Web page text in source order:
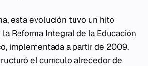
esta evolución tuvo un hito
Reforma Integral de la Educación
implementada a partir de 2009.
el currículo alrededor de